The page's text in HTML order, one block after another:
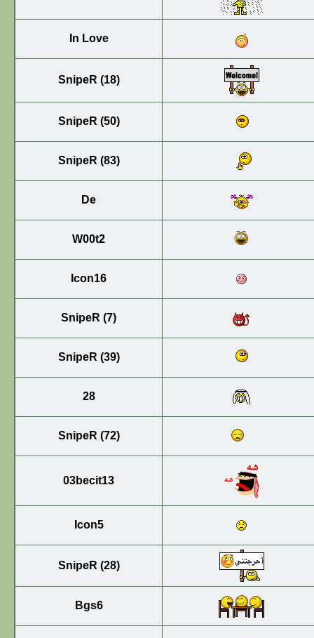
In Love
SnipeR (18)
SnipeR (50)
SnipeR (83)
De
W00t2
Icon16
SnipeR (7)
SnipeR (39)
28
SnipeR (72)
03becit13
Icon5
SnipeR (28)
Bgs6